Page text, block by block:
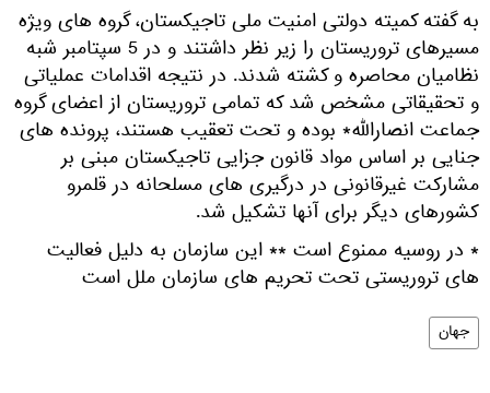
به گفته کمیته دولتی امنیت ملی تاجیکستان، گروه های ویژه
مسیرهای تروریستان را زیر نظر داشتند و در 5 سپتامبر شبه
نظامیان محاصره و کشته شدند. در نتیجه اقدامات عملیاتی
و تحقیقاتی مشخص شد که تمامی تروریستان از اعضای گروه
جماعت انصارالله* بوده و تحت تعقیب هستند، پرونده های
جنایی بر اساس مواد قانون جزایی تاجیکستان مبنی بر
مشارکت غیرقانونی در درگیری های مسلحانه در قلمرو
کشورهای دیگر برای آنها تشکیل شد.
* در روسیه ممنوع است ** این سازمان به دلیل فعالیت
های تروریستی تحت تحریم های سازمان ملل است
جهان